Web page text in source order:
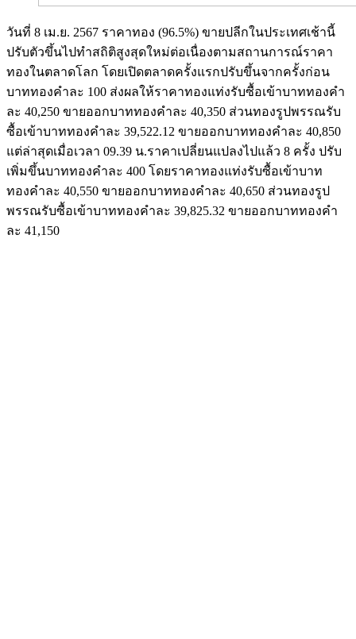
วันที่ 8 เม.ย. 2567 ราคาทอง (96.5%) ขายปลีกในประเทศเช้านี้
ปรับตัวขึ้นไปทำสถิติสูงสุดใหม่ต่อเนื่องตามสถานการณ์ราคา
ทองในตลาดโลก โดยเปิดตลาดครั้งแรกปรับขึ้นจากครั้งก่อน
บาททองคำละ 100 ส่งผลให้ราคาทองแท่งรับซื้อเข้าบาททองคำ
ละ 40,250 ขายออกบาททองคำละ 40,350 ส่วนทองรูปพรรณรับ
ซื้อเข้าบาททองคำละ 39,522.12 ขายออกบาททองคำละ 40,850
แต่ล่าสุดเมื่อเวลา 09.39 น.ราคาเปลี่ยนแปลงไปแล้ว 8 ครั้ง ปรับ
เพิ่มขึ้นบาททองคำละ 400 โดยราคาทองแท่งรับซื้อเข้าบาท
ทองคำละ 40,550 ขายออกบาททองคำละ 40,650 ส่วนทองรูป
พรรณรับซื้อเข้าบาททองคำละ 39,825.32 ขายออกบาททองคำ
ละ 41,150